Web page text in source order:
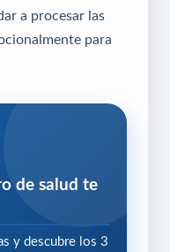
a procesar las
para
de salud te
y descubre los 3